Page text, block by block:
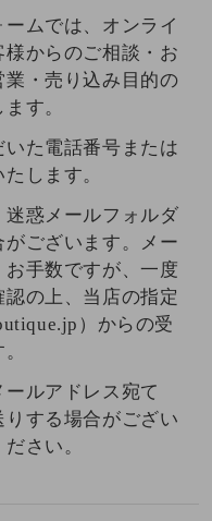
ムでは、オンライ
からのご相談・お
・売り込み目的の
す。
た電話番号または
します。
惑メールフォルダ
ございます。メー
手数ですが、一度
の上、当店の指定
）からの受
ルアドレス宛て
する場合がござい
さい。